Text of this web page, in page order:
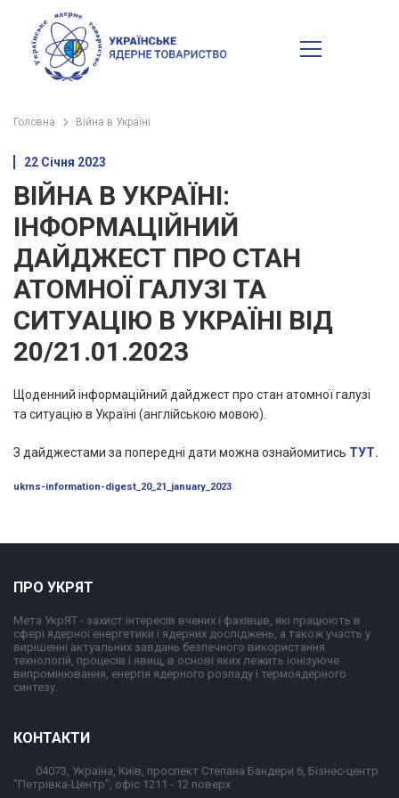
Головна Війна в Україні
22 Січня 2023
ВІЙНА В УКРАЇНІ:
ІНФОРМАЦІЙНИЙ
ДАЙДЖЕСТ ПРО СТАН
АТОМНОЇ ГАЛУЗІ ТА
СИТУАЦІЮ В УКРАЇНІ ВІД
20/21.01.2023
Щоденний інформаційний дайджест про стан атомної галузі
та ситуацію в Україні (англійською мовою).
З дайджестами за попередні дати можна ознайомитись ТУТ.
ukrns-information-digest_20_21_january_2023
ПРО УКРЯТ
Мета УкрЯТ - захист інтересів вчених і фахівців, які працюють в
сфері ядерної енергетики і ядерних досліджень, а також участь у
вирішенні актуальних завдань безпечного використання
технологій, процесів і явищ, в основі яких лежить іонізуюче
випромінювання, енергія ядерного розпаду і термоядерного
синтезу.
КОНТАКТИ
04073, Україна, Київ, проспект Степана Бандери 6, Бізнес-центр
"Петрівка-Центр", офіс 1211 - 12 поверх